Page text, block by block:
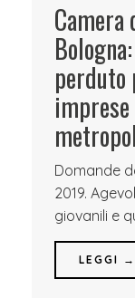
perduto
Domande
2019.
giovanili e
LEGGI →